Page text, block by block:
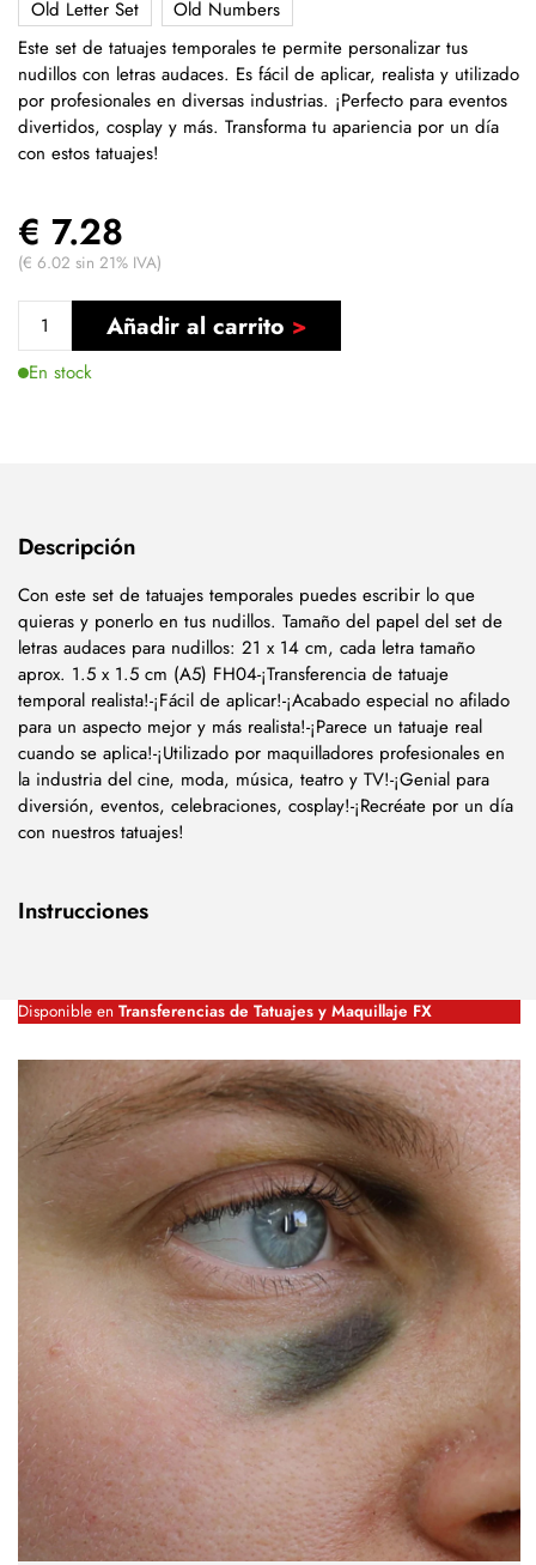
Old Letter Set
Old Numbers
Este set de tatuajes temporales te permite personalizar tus
nudillos con letras audaces. Es fácil de aplicar, realista y utilizado
por profesionales en diversas industrias. ¡Perfecto para eventos
divertidos, cosplay y más. Transforma tu apariencia por un día
con estos tatuajes!
€ 7.28
(€ 6.02 sin 21% IVA)
Añadir al carrito
En stock
Descripción
Con este set de tatuajes temporales puedes escribir lo que
quieras y ponerlo en tus nudillos. Tamaño del papel del set de
letras audaces para nudillos: 21 x 14 cm, cada letra tamaño
aprox. 1.5 x 1.5 cm (A5) FH04-¡Transferencia de tatuaje
temporal realista!-¡Fácil de aplicar!-¡Acabado especial no afilado
para un aspecto mejor y más realista!-¡Parece un tatuaje real
cuando se aplica!-¡Utilizado por maquilladores profesionales en
la industria del cine, moda, música, teatro y TV!-¡Genial para
diversión, eventos, celebraciones, cosplay!-¡Recréate por un día
con nuestros tatuajes!
Instrucciones
Disponible en Transferencias de Tatuajes y Maquillaje FX